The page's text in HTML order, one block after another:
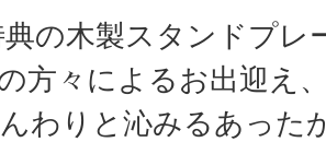
典の木製スタンドプレ
方々によるお出迎え
わりと沁みるあった